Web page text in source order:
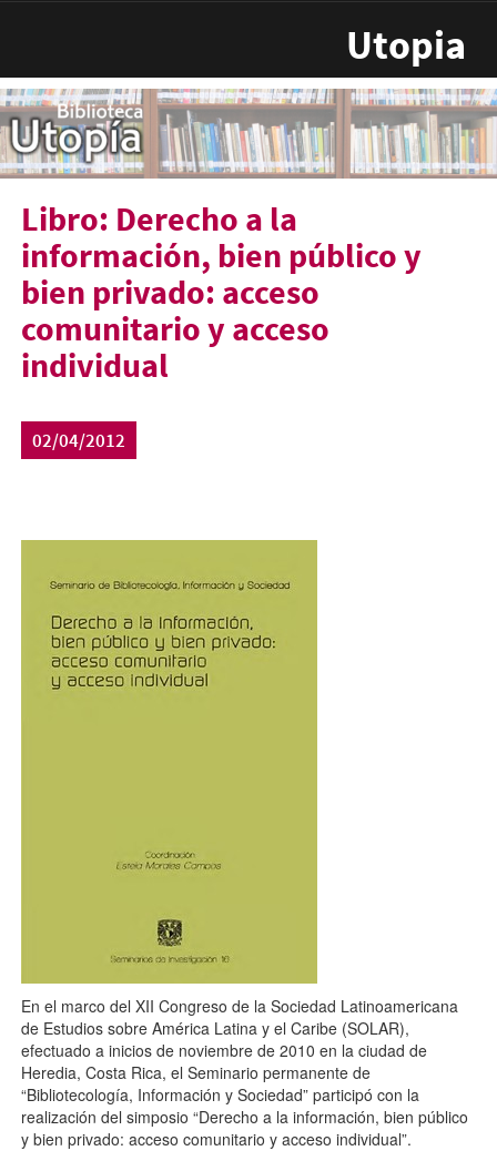
Utopia
Libro: Derecho a la
información, bien público y
bien privado: acceso
comunitario y acceso
individual
02/04/2012
derecho-a-la-infomacion.jpg
En el marco del XII Congreso de la Sociedad Latinoamericana
de Estudios sobre América Latina y el Caribe (SOLAR),
efectuado a inicios de noviembre de 2010 en la ciudad de
Heredia, Costa Rica, el Seminario permanente de
“Bibliotecología, Información y Sociedad” participó con la
realización del simposio “Derecho a la información, bien público
y bien privado: acceso comunitario y acceso individual”.